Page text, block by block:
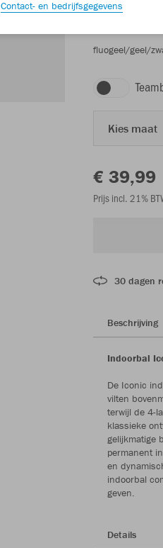
fluogeel/geel/
Kies maat
€ 39,99
Prijs incl. 21%
30 dagen
Beschrijving
Indoorbal
De Iconic
vilten
terwijl de 4-
klassieke
gelijkmatige
permanent
en
indoorbal
geven.
Details
Contact- en bedrijfsgegevens